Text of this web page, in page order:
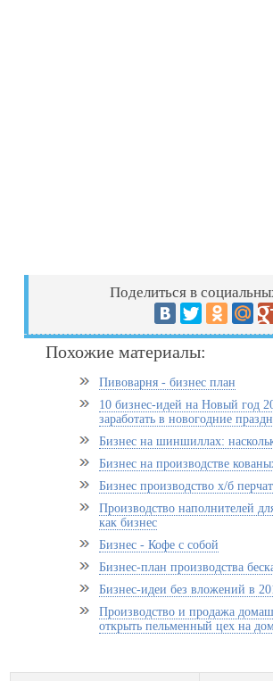
Поделиться в
Похожие материалы:
Пивоварня - бизнес план
10 бизнес-идей на Новый год
заработать в новогодние
Бизнес на шиншиллах:
Бизнес на производстве
Бизнес производство х/б
Производство наполнителей
как бизнес
Бизнес - Кофе с собой
Бизнес-план производства
Бизнес-идеи без вложений в
Производство и продажа
открыть пельменный цех на